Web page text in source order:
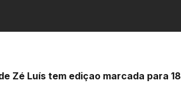
Zé Luís tem ediçao marcada para